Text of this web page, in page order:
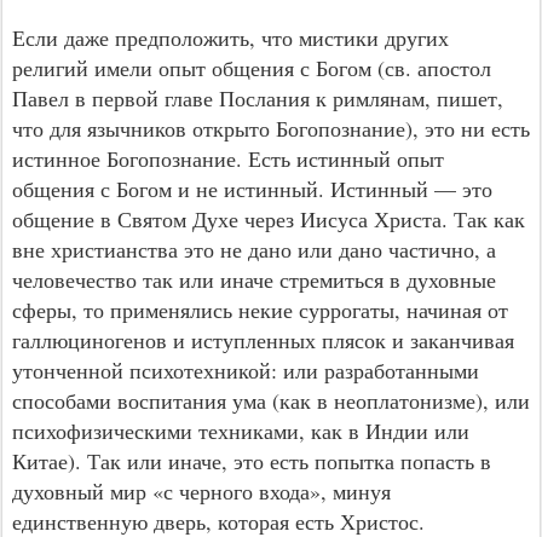
Если даже предположить, что мистики других
религий имели опыт общения с Богом (св. апостол
Павел в первой главе Послания к римлянам, пишет,
что для язычников открыто Богопознание), это ни есть
истинное Богопознание. Есть истинный опыт
общения с Богом и не истинный. Истинный — это
общение в Святом Духе через Иисуса Христа. Так как
вне христианства это не дано или дано частично, а
человечество так или иначе стремиться в духовные
сферы, то применялись некие суррогаты, начиная от
галлюциногенов и иступленных плясок и заканчивая
утонченной психотехникой: или разработанными
способами воспитания ума (как в неоплатонизме), или
психофизическими техниками, как в Индии или
Китае). Так или иначе, это есть попытка попасть в
духовный мир «с черного входа», минуя
единственную дверь, которая есть Христос.